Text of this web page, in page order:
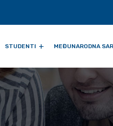
STUDENTI MEĐUNARODNA